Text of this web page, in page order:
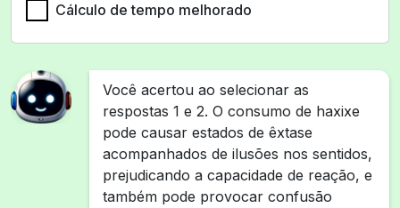
Cálculo de tempo melhorado
Você acertou ao selecionar as
respostas 1 e 2. O consumo de haxixe
pode causar estados de êxtase
acompanhados de ilusões nos sentidos,
prejudicando a capacidade de reação, e
também pode provocar confusão